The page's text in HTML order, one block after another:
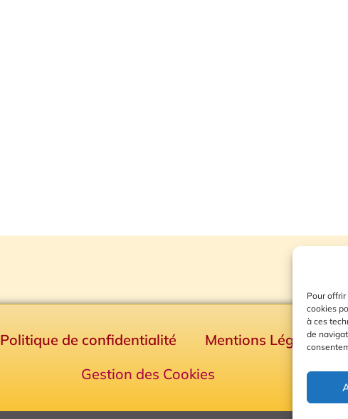
Pour
cookies
à ces
de
Politique de confidentialité Mentions Légales
Gestion des Cookies